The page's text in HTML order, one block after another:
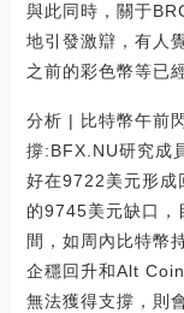
與此同時，關于
地引發激辯，有人
之前的彩色幣等已
分析 | 比特幣午前
撐:BFX.NU研究成
好在9722美元形成
的9745美元缺口，
間，如周內比特幣
企穩回升和Alt
無法獲得支撐，則